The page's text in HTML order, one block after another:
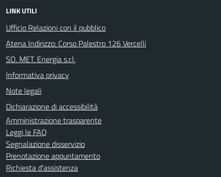
LINK UTILI
Ufficio Relazioni con il pubblico
Atena Indirizzo: Corso Palestro 126 Vercelli
SO. MET. Energia s.r.l.
Informativa privacy
Note legali
Dichiarazione di accessibilità
Amministrazione trasparente
Leggi le FAQ
Segnalazione disservizio
Prenotazione appuntamento
Richiesta d'assistenza